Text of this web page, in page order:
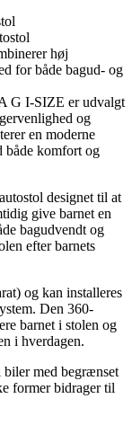
høj
for både bagud- og
G I-SIZE er udvalgt
og
en moderne
både komfort og
designet til at
give barnet en
bagudvendt og
efter barnets
og kan installeres
Den 360-
barnet i stolen og
i hverdagen.
med begrænset
former bidrager til